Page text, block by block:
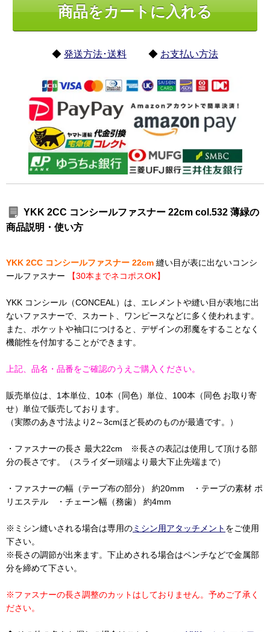
◆ 発送方法･送料 ◆ お支払い方法
YKK 2CC コンシールファスナー 22cm col.532 薄緑の
商品説明・使い方
YKK 2CC コンシールファスナー 22cm 縫い目が表に出ないコンシ
ールファスナー
【30本までネコポスOK】
YKK コンシール（CONCEAL）は、エレメントや縫い目が表地に出
ないファスナーで、スカート、ワンピースなどに多く使われます。
また、ポケットや袖口につけると、デザインの邪魔をすることなく
機能性を付加することができます。
上記、品名・品番をご確認のうえご購入ください。
販売単位は、1本単位、10本（同色）単位、100本（同色 お取り寄
せ）単位で販売しております。
（実際のあき寸法より2～3cmほど長めのものが最適です。）
・ファスナーの長さ 最大22cm ※長さの表記は使用して頂ける部
分の長さです。（スライダー頭端より最大下止先端まで）
・ファスナーの幅（テープ布の部分） 約20mm ・テープの素材 ポ
リエステル ・チェーン幅（務歯） 約4mm
※ミシン縫いされる場合は専用のミシン用アタッチメント をご使用
下さい。
※長さの調節が出来ます。下止めされる場合はペンチなどで金属部
分を締めて下さい。
※ファスナーの長さ調整のカットはしておりません。予めご了承く
ださい。